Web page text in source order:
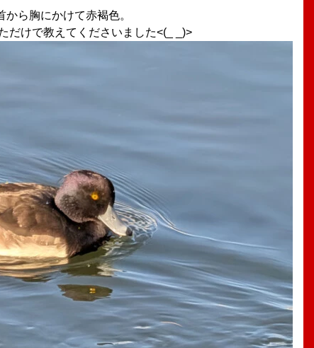
ら胸にかけて赤褐色。
だけで教えてくださいました<(_ _)>